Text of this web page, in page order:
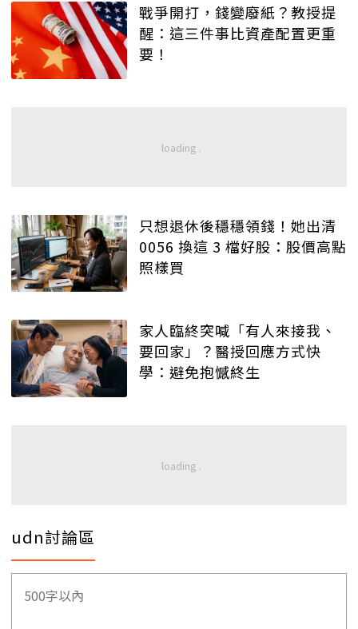
戰爭開打，錢變廢紙？教授提
醒：這三件事比資產配置更重
要！
只想退休後穩穩領錢！她出清
0056 換這 3 檔好股：股價高點
照樣買
家人臨終突喊「有人來接我、
要回家」？醫授回應方式快
學：避免抱憾終生
udn討論區